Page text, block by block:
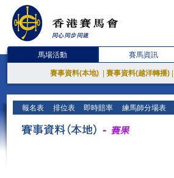
馬場活動 賽馬資訊
賽事資料(本地) 賽事資料(越洋轉播)
報名表 排位表 即時賠率 練馬師分場表